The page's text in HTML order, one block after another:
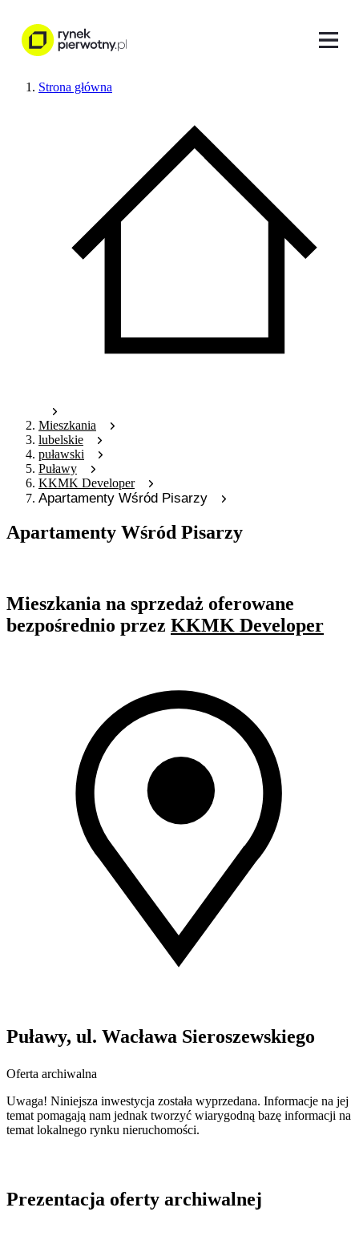
Strona główna
Mieszkania
lubelskie
puławski
Puławy
KKMK Developer
Apartamenty Wśród Pisarzy
Apartamenty Wśród Pisarzy
Mieszkania na sprzedaż oferowane
bezpośrednio przez KKMK Developer
Puławy, ul. Wacława Sieroszewskiego
Oferta archiwalna
Uwaga! Niniejsza inwestycja została wyprzedana. Informacje na jej
temat pomagają nam jednak tworzyć wiarygodną bazę informacji na
temat lokalnego rynku nieruchomości.
Prezentacja oferty archiwalnej